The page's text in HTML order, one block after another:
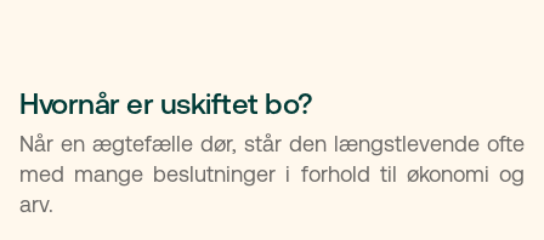
Hvornår er uskiftet bo?
Når en ægtefælle dør, står den længstlevende ofte
med mange beslutninger i forhold til økonomi og
arv.